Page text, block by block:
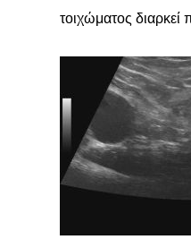
τοιχώματος διαρκεί